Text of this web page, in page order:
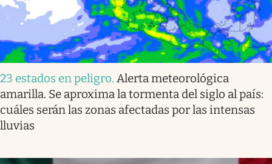
23 estados en peligro. Alerta meteorológica
amarilla. Se aproxima la tormenta del siglo al país:
cuáles serán las zonas afectadas por las intensas
lluvias